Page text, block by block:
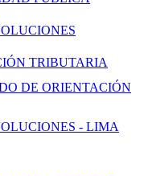
TRIBUTARIA
DE ORIENTACIÓN
- LIMA